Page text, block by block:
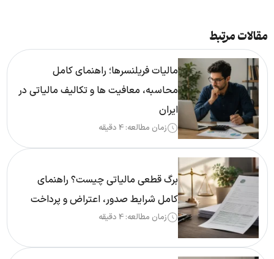
مقالات مرتبط
مالیات فریلنسرها؛ راهنمای کامل
محاسبه، معافیت ها و تکالیف مالیاتی در
ایران
زمان مطالعه: 4 دقیقه
برگ قطعی مالیاتی چیست؟ راهنمای
کامل شرایط صدور، اعتراض و پرداخت
زمان مطالعه: 4 دقیقه